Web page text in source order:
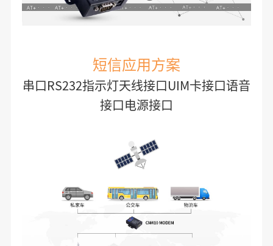
短信应用方案
串口RS232指示灯天线接口UIM卡接口语音
接口电源接口